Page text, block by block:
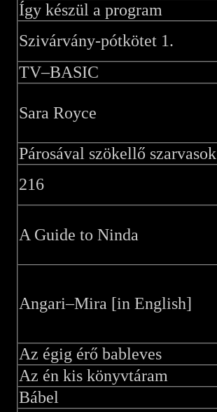
Így készül a program
Szivárvány-pótkötet 1.
TV–BASIC
Sara Royce
Párosával szökellő szarvasok
216
A Guide to Ninda
Angari–Mira [in English]
Az égig érő bableves
Az én kis könyvtáram
Bábel